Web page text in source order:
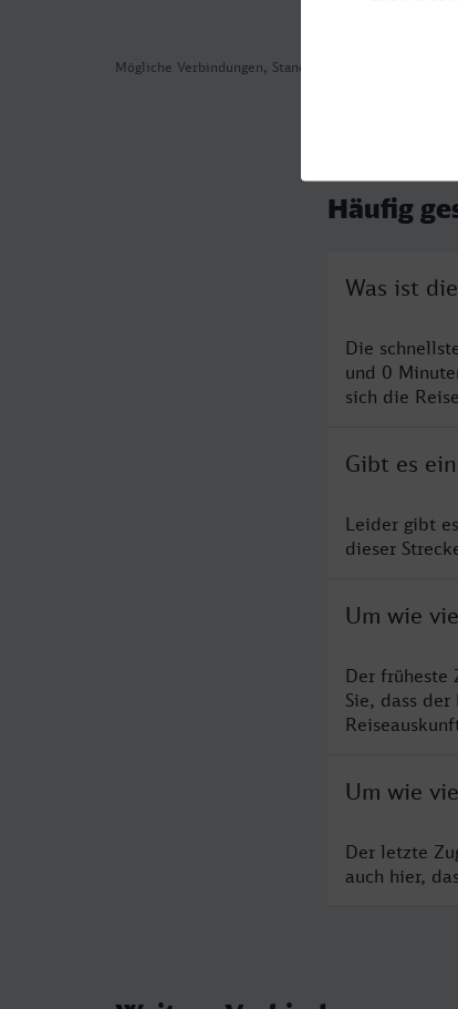
Mögliche Verbindungen, Stand: 2026-08-04 05:02
Häufig
Was ist
Die
und 0
sich die
Gibt es
Leider gibt
dieser
Um wie
Der früheste
Sie, dass
Um wie
Der letzte
auch hier,